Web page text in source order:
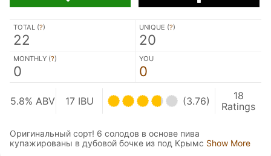
TOTAL (?)
22
UNIQUE (?)
20
MONTHLY (?)
0
YOU
0
5.8% ABV 17 IBU (3.76)
18
Ratings
Оригинальный сорт! 6 солодов в основе пива
купажированы в дубовой бочке из под Крымс Show More